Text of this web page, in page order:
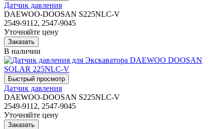
Датчик давления
DAEWOO-DOOSAN S225NLC-V
2549-9112, 2547-9045
Уточняйте цену
В наличии
Датчик давления
DAEWOO-DOOSAN S225NLC-V
2549-9112, 2547-9045
Уточняйте цену